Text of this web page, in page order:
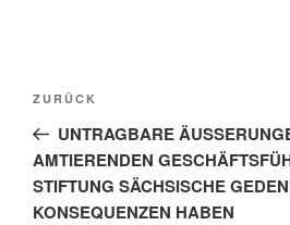
Beitragsnavigation
Vorheriger
Beitrag
ZURÜCK
UNTRAGBARE
AMTIERENDEN
STIFTUNG SÄCHSISCHE
KONSEQUENZEN HABEN